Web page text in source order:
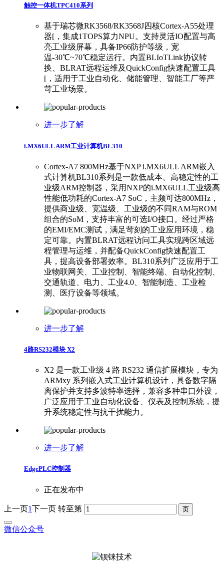
触控一体机TPC410系列
基于瑞芯微RK3568/RK3568J四核Cortex-A55处理
器[，集成1TOPS算力NPU。支持灵活IO配置与高
亮工业级屏幕，具备IP66防护等级，宽
温-30℃~70℃稳定运行。内置BLIoTLink协议转
换、BLRAT远程运维及QuickConfig快速配置工具
[，适用于工业自动化、储能管理、智能工厂等严
苛工业场景。
进一步了解
i.MX6ULL ARM工业计算机BL310
Cortex-A7 800MHz基于NXP i.MX6ULL ARM嵌入
式计算机BL310系列是一款低成本、高稳定性的工
业级ARM控制器，采用‌NXP的i.MX6ULL工业级高
性能低功耗的Cortex-A7 SoC，主频可达800MHz‌‌，
提供商业级、宽温级、工业级的不同RAM与ROM
组合的SoM，支持丰富的可选I/O接口。经过严格
的EMI/EMC测试，满足苛刻的工业应用环境，稳
定可靠。内置BLRAT远程访问工具实现跨区域远
程管理与运维，并配备QuickConfig快速配置工
具，提高设备部署效率。BL310系列广泛应用于工
业物联网关、工业控制、智能终端、自动化控制、
交通轨道、电力、工业4.0、智能制造、工业检
测、医疗设备等领域。
进一步了解
4路RS232模块 X2
X2 是一款工业级 4 路 RS232 通信扩展模块，专为
ARMxy 系列嵌入式工业计算机设计，具备数字隔
离保护并支持多波特率选择，兼容多种串口外设，
广泛应用于工业自动化设备、仪表及控制系统，提
升系统稳定性与抗干扰能力。
进一步了解
EdgePLC控制器
正在发布中
上一页1下一页 转至第
微信公众号